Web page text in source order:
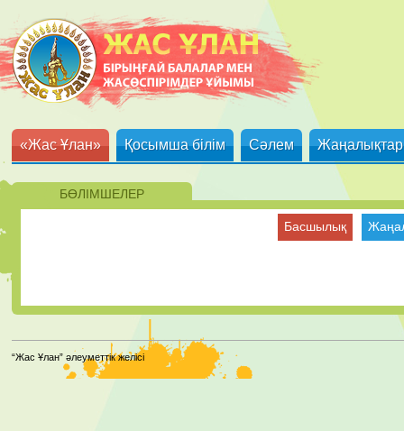
«Жас Ұлан» Қосымша білім Сәлем Жаңалықтар
БӨЛІМШЕЛЕР
Басшылық
“Жас Ұлан” әлеуметтік желісі